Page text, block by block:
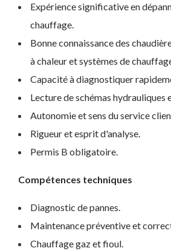
Expérience significative en
chauffage.
Bonne connaissance des
à chaleur et systèmes de
Capacité à diagnostiquer
Lecture de schémas hydrauliques
Autonomie et sens du service
Rigueur et esprit d'analyse.
Permis B obligatoire.
Compétences techniques
Diagnostic de pannes.
Maintenance préventive et
Chauffage gaz et fioul.